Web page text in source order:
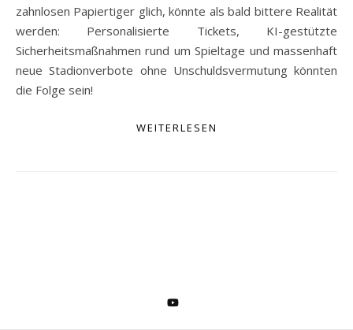
zahnlosen Papiertiger glich, könnte als bald bittere Realität
werden: Personalisierte Tickets, KI-gestützte
Sicherheitsmaßnahmen rund um Spieltage und massenhaft
neue Stadionverbote ohne Unschuldsvermutung könnten
die Folge sein!
WEITERLESEN